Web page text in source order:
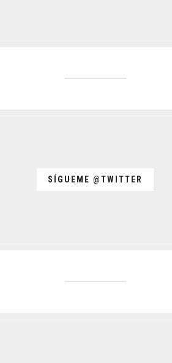
SÍGUEME @TWITTER